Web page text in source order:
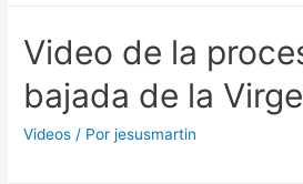
Video de la
bajada de la
Videos / Porjesusmartin